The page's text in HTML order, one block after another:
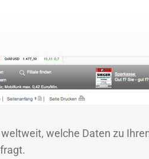
welche Daten zu